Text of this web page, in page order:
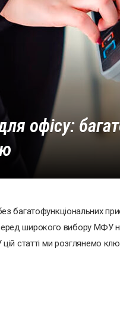
офісу:
багатофункціональних
серед широкого вибору
статті ми розглянемо